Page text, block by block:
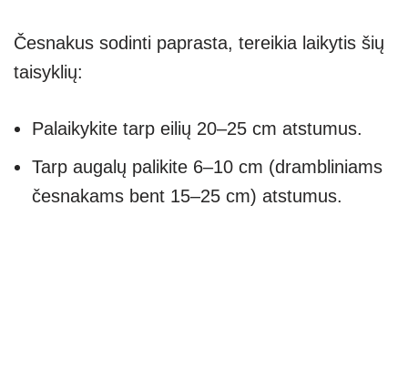
Česnakus sodinti paprasta, tereikia laikytis šių
taisyklių:
Palaikykite tarp eilių 20–25 cm atstumus.
Tarp augalų palikite 6–10 cm (drambliniams
česnakams bent 15–25 cm) atstumus.